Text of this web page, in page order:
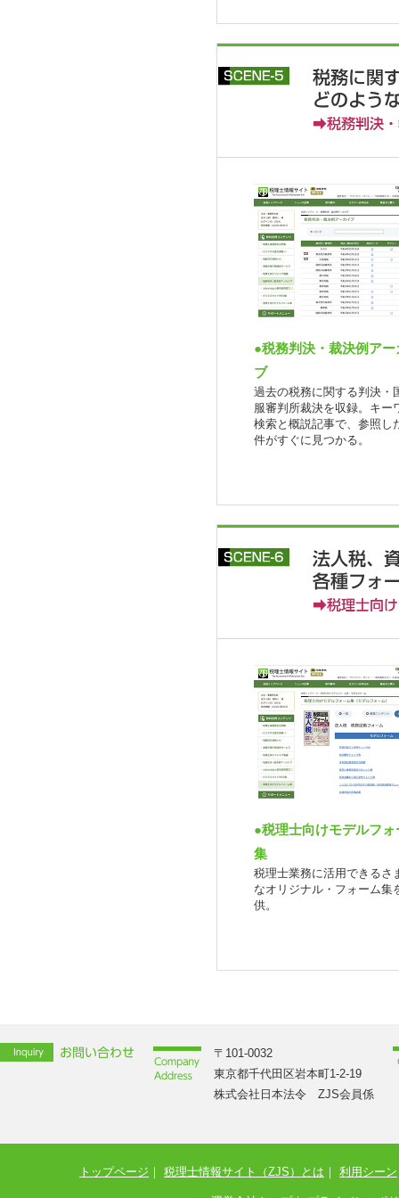
●税務判決・裁決例アー
ブ
過去の税務に関する判決・
服審判所裁決を収録。キー
検索と概説記事で、参照し
件がすぐに見つかる。
●税理士向けモデルフォ
集
税理士業務に活用できるさ
なオリジナル・フォーム集
供。
〒101-0032
東京都千代田区岩本町1-2-19
株式会社日本法令 ZJS会員係
トップページ ｜ 税理士情報サイト（ZJS）とは ｜ 利用シーン